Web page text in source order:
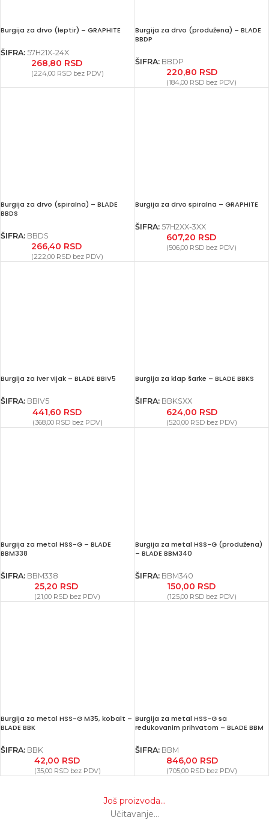
Burgija za drvo (leptir) – GRAPHITE
ŠIFRA: 57H21X-24X
268,80 RSD
(224,00 RSDbez PDV)
Burgija za drvo (produžena) – BLADE
BBDP
ŠIFRA: BBDP
220,80 RSD
(184,00 RSD bez PDV)
Burgija za drvo (spiralna) – BLADE
BBDS
ŠIFRA: BBDS
266,40 RSD
(222,00 RSD bez PDV)
Burgija za drvo spiralna – GRAPHITE
ŠIFRA: 57H2XX-3XX
607,20 RSD
(506,00 RSD bez PDV)
Burgija za iver vijak – BLADE BBIV5
ŠIFRA: BBIV5
441,60 RSD
(368,00 RSDbez PDV)
Burgija za klap šarke – BLADE BBKS
ŠIFRA: BBKSXX
624,00 RSD
(520,00 RSDbez PDV)
Burgija za metal HSS-G – BLADE
BBM338
ŠIFRA: BBM338
25,20 RSD
(21,00 RSD bez PDV)
Burgija za metal HSS-G (produžena)
– BLADE BBM340
ŠIFRA: BBM340
150,00 RSD
(125,00 RSDbez PDV)
Burgija za metal HSS-G M35, kobalt –
BLADE BBK
ŠIFRA: BBK
42,00 RSD
(35,00 RSDbez PDV)
Burgija za metal HSS-G sa
redukovanim prihvatom – BLADE BBM
ŠIFRA: BBM
846,00 RSD
(705,00 RSDbez PDV)
Još proizvoda...
Učitavanje...